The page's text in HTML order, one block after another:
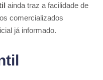
ainda traz a facilidade de
comercializados
já informado.